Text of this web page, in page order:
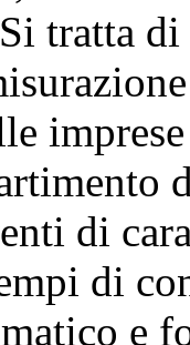
tratta
di
di
e